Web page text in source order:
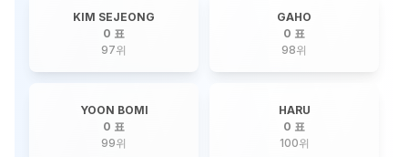
KIM SEJEONG
0 표
97위
GAHO
0 표
98위
YOON BOMI
0 표
99위
HARU
0 표
100위